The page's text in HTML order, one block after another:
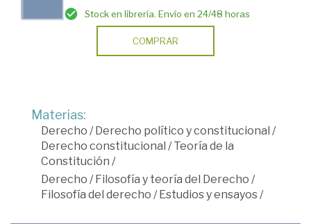
Stock en librería. Envío en 24/48 horas
COMPRAR
Materias:
Derecho / Derecho político y constitucional /
Derecho constitucional /Teoría de la
Constitución /
Derecho / Filosofía y teoría del Derecho /
Filosofía del derecho / Estudios y ensayos/